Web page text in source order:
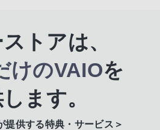
トアは、
けのVAIOを
ます。
提供する特典・サービス＞